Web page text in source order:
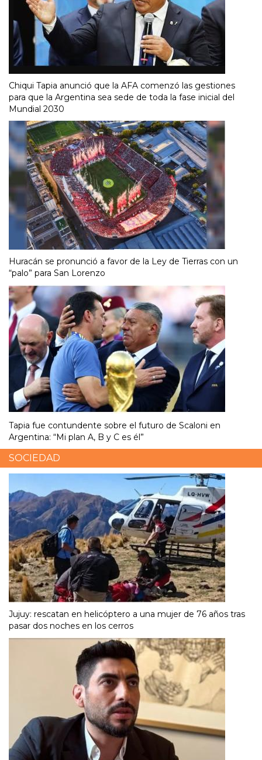
Chiqui Tapia anunció que la AFA comenzó las gestiones
para que la Argentina sea sede de toda la fase inicial del
Mundial 2030
Huracán se pronunció a favor de la Ley de Tierras con un
“palo” para San Lorenzo
Tapia fue contundente sobre el futuro de Scaloni en
Argentina: “Mi plan A, B y C es él”
SOCIEDAD
Jujuy: rescatan en helicóptero a una mujer de 76 años tras
pasar dos noches en los cerros